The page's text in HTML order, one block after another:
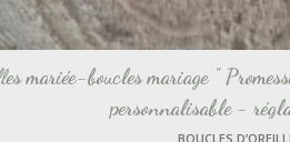
mariée-boucles mariage "
personnalisable -
BOUCLES